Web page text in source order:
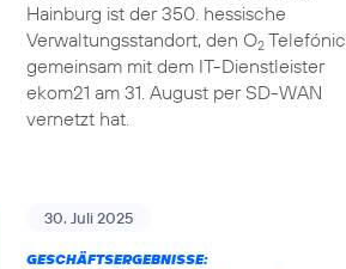
Hainburg ist der 350. hessische
Verwaltungsstandort, den O2
gemeinsam mit dem IT-Dienstleister
ekom21 am 31. August per SD-WAN
vernetzt hat.
30. Juli 2025
GESCHÄFTSERGEBNISSE: